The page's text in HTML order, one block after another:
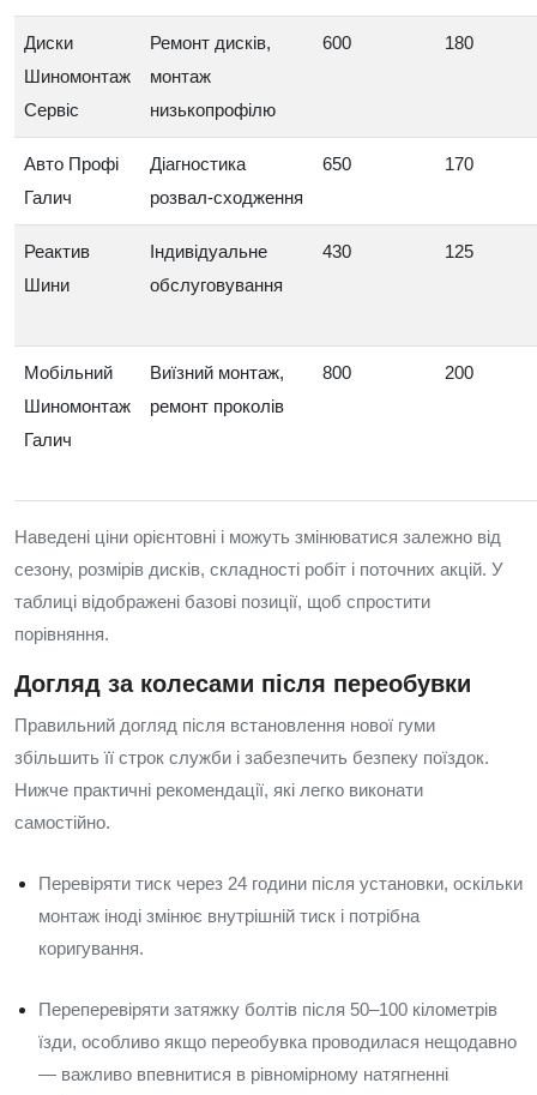
Диски
Шиномонтаж
Сервіс
Ремонт дисків,
монтаж
низькопрофілю
600 180
Авто Профі
Галич
Діагностика
розвал‑сходження
650 170
Реактив
Шини
Індивідуальне
обслуговування
430 125
Мобільний
Шиномонтаж
Галич
Виїзний монтаж,
ремонт проколів
800 200
Наведені ціни орієнтовні і можуть змінюватися залежно від
сезону, розмірів дисків, складності робіт і поточних акцій. У
таблиці відображені базові позиції, щоб спростити
порівняння.
Догляд за колесами після переобувки
Правильний догляд після встановлення нової гуми
збільшить її строк служби і забезпечить безпеку поїздок.
Нижче практичні рекомендації, які легко виконати
самостійно.
Перевіряти тиск через 24 години після установки, оскільки
монтаж іноді змінює внутрішній тиск і потрібна
коригування.
Переперевіряти затяжку болтів після 50–100 кілометрів
їзди, особливо якщо переобувка проводилася нещодавно
— важливо впевнитися в рівномірному натягненні